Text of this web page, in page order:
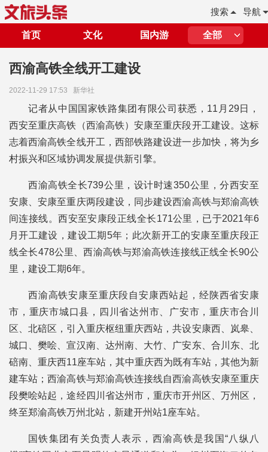
导航
搜索
首页 文化 国内游 全部
西渝高铁全线开工建设
2022-11-29 17:53 新华社
记者从中国国家铁路集团有限公司获悉，11月29日，
西安至重庆高铁（西渝高铁）安康至重庆段开工建设。这标
志着西渝高铁全线开工，西部铁路建设进一步加快，将为乡
村振兴和区域协调发展提供新引擎。
西渝高铁全长739公里，设计时速350公里，分西安至
安康、安康至重庆两段建设，同步建设西渝高铁与郑渝高铁
间连接线。西安至安康段正线全长171公里，已于2021年6
月开工建设，建设工期5年；此次新开工的安康至重庆段正
线全长478公里、西渝高铁与郑渝高铁连接线正线全长90公
里，建设工期6年。
西渝高铁安康至重庆段自安康西站起，经陕西省安康
市，重庆市城口县，四川省达州市、广安市，重庆市合川
区、北碚区，引入重庆枢纽重庆西站，共设安康西、岚皋、
城口、樊哙、宣汉南、达州南、大竹、广安东、合川东、北
碚南、重庆西11座车站，其中重庆西为既有车站，其他为新
建车站；西渝高铁与郑渝高铁连接线自西渝高铁安康至重庆
段樊哙站起，途经四川省达州市，重庆市开州区、万州区，
终至郑渝高铁万州北站，新建开州站1座车站。
国铁集团有关负责人表示，西渝高铁是我国“八纵八